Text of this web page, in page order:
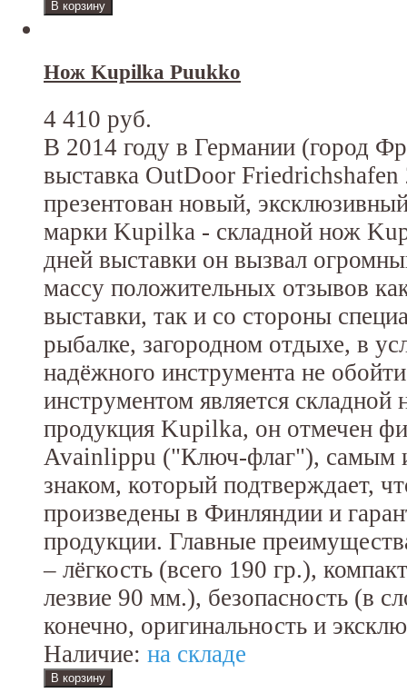
Нож Kupilka Puukko
4 410 руб.
В 2014 году в Германии (город
выставка OutDoor
презентован новый,
марки Kupilka - складной нож
дней выставки он вызвал
массу положительных отзывов
выставки, так и со стороны
рыбалке, загородном отдыхе, в
надёжного инструмента не
инструментом является
продукция Kupilka, он отмечен
Avainlippu ("Ключ-флаг"), самым
знаком, который подтверждает,
произведены в Финляндии и
продукции. Главные
– лёгкость (всего 190 гр.),
лезвие 90 мм.), безопасность (в
конечно, оригинальность и
Наличие: на складе